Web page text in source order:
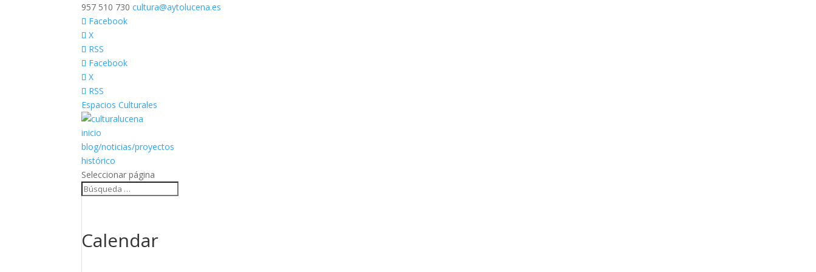
957 510 730 cultura@aytolucena.es
Facebook
X
RSS
Facebook
X
RSS
Espacios Culturales
inicio
blog/noticias/proyectos
histórico
Seleccionar página
Calendar